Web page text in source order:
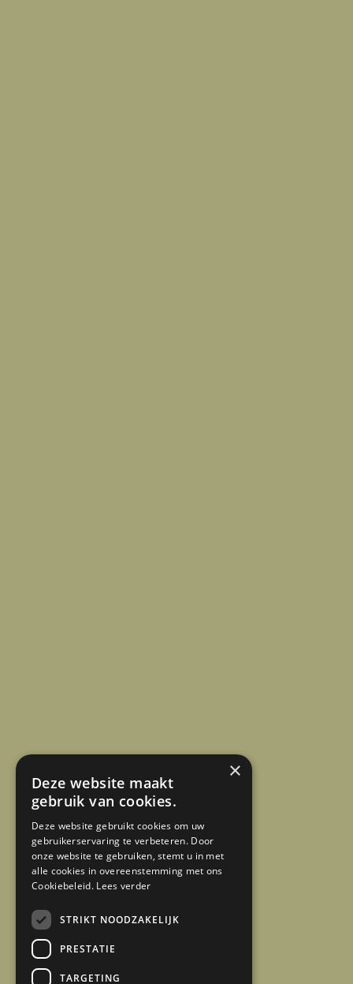
×
Deze website maakt
gebruik van cookies.
Deze website gebruikt cookies om uw
gebruikerservaring te verbeteren. Door
onze website te gebruiken, stemt u in met
alle cookies in overeenstemming met ons
Cookiebeleid. Lees verder
STRIKT NOODZAKELIJK
PRESTATIE
TARGETING